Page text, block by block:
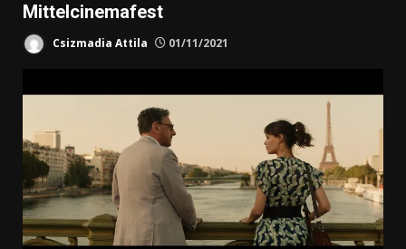
Mittelcinemafest
Csizmadia Attila 01/11/2021